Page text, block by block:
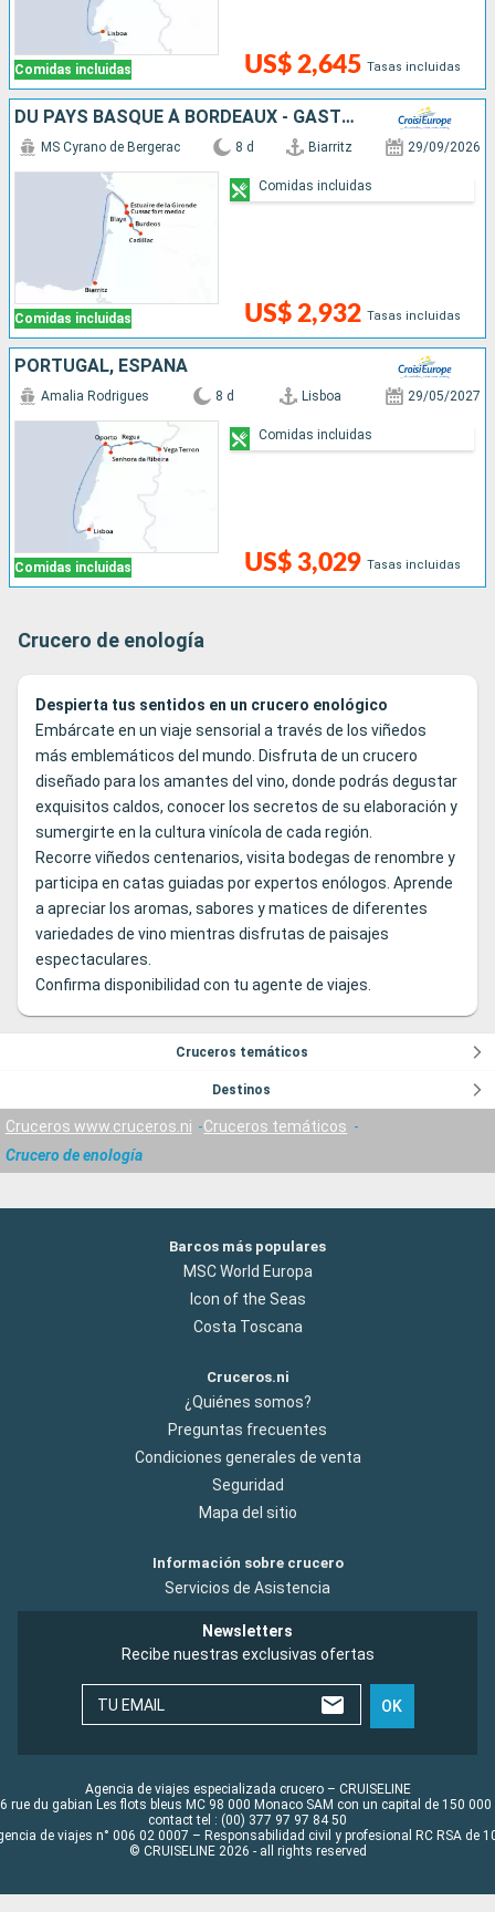
Comidas incluidas US$ 2,645 Tasas incluidas
DU PAYS BASQUE À BORDEAUX - GASTRONOMIE AU PIED DES PYRÉNÉES ET CROISIÈRE DÉCOUVERTE BORDEAUX ET SA RÉGION
Comidas incluidas
MS Cyrano de Bergerac 8 d Biarritz 29/09/2026
US$ 2,932 Tasas incluidas
Comidas incluidas
PORTUGAL, ESPAÑA
Comidas incluidas
Amalia Rodrigues 8 d Lisboa 29/05/2027
US$ 3,029 Tasas incluidas
Comidas incluidas
Crucero de enología
Despierta tus sentidos en un crucero enológico
Embárcate en un viaje sensorial a través de los viñedos
más emblemáticos del mundo. Disfruta de un crucero
diseñado para los amantes del vino, donde podrás degustar
exquisitos caldos, conocer los secretos de su elaboración y
sumergirte en la cultura vinícola de cada región.
Recorre viñedos centenarios, visita bodegas de renombre y
participa en catas guiadas por expertos enólogos. Aprende
a apreciar los aromas, sabores y matices de diferentes
variedades de vino mientras disfrutas de paisajes
espectaculares.
Confirma disponibilidad con tu agente de viajes.
Cruceros temáticos
Destinos
Cruceros www.cruceros.ni
Cruceros temáticos
Crucero de enología
Barcos más populares
MSC World Europa
Icon of the Seas
Costa Toscana
Cruceros.ni
¿Quiénes somos?
Preguntas frecuentes
Condiciones generales de venta
Seguridad
Mapa del sitio
Información sobre crucero
Servicios de Asistencia
Newsletters
Recibe nuestras exclusivas ofertas
TU EMAIL OK
Agencia de viajes especializada crucero – CRUISELINE
rue du gabian Les flots bleus MC 98 000 Monaco SAM con un capital de 150 000
contact tel : (00) 377 97 97 84 50
de viajes n° 006 02 0007 – Responsabilidad civil y profesional RC RSA de
© CRUISELINE 2026 - all rights reserved